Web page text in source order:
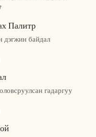
Палитр
дэгжин байдал
гадаргуу